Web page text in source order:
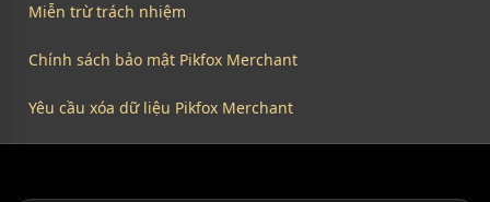
Miễn trừ trách nhiệm
Chính sách bảo mật Pikfox Merchant
Yêu cầu xóa dữ liệu Pikfox Merchant